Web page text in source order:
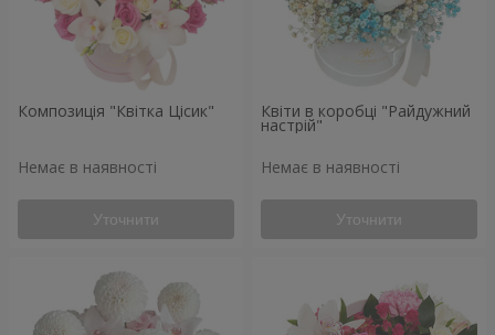
Композиція "Квітка Цісик"
Немає в наявності
Уточнити
Квіти в коробці "Райдужний
настрій"
Немає в наявності
Уточнити